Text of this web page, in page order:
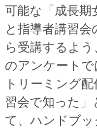
可能な「成長
と指導者講習
ら受講するよ
のアンケート
トリーミング
習会で知った
て、ハンドブ